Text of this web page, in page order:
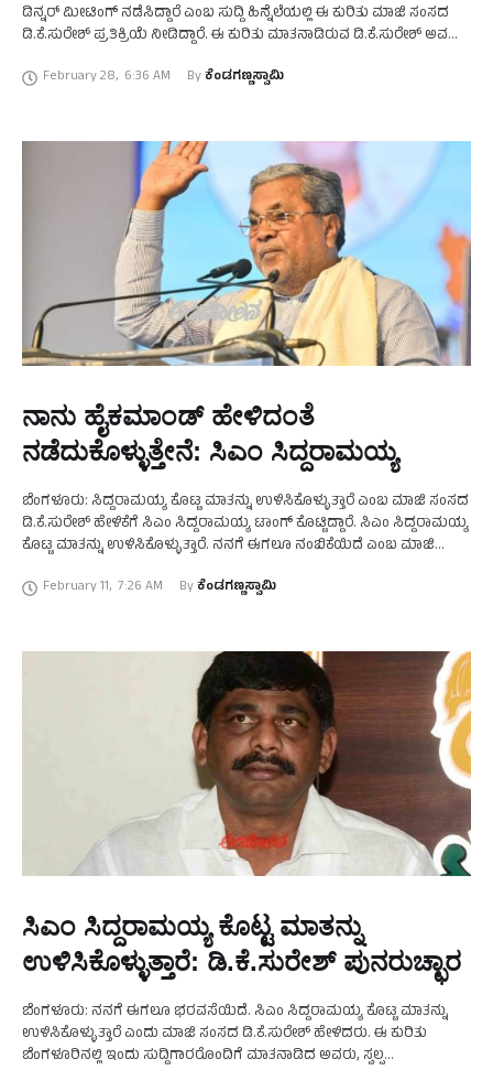
ಡಿನ್ನರ್‌ ಮೀಟಿಂಗ್‌ ನಡೆಸಿದ್ದಾರೆ ಎಂಬ ಸುದ್ದಿ ಹಿನ್ನೆಲೆಯಲ್ಲಿ ಈ ಕುರಿತು ಮಾಜಿ ಸಂಸದ
ಡಿ.ಕೆ.ಸುರೇಶ್‌ ಪ್ರತಿಕ್ರಿಯೆ ನೀಡಿದ್ದಾರೆ. ಈ ಕುರಿತು ಮಾತನಾಡಿರುವ ಡಿ.ಕೆ.ಸುರೇಶ್‌ ಅವರು,
February 28, 6:36 AM By ಕೆಂಡಗಣ್ಣಸ್ವಾಮಿ
ನಾನು ಹೈಕಮಾಂಡ್‌ ಹೇಳಿದಂತೆ
ನಡೆದುಕೊಳ್ಳುತ್ತೇನೆ: ಸಿಎಂ ಸಿದ್ದರಾಮಯ್ಯ
ಬೆಂಗಳೂರು: ಸಿದ್ದರಾಮಯ್ಯ ಕೊಟ್ಟ ಮಾತನ್ನು ಉಳಿಸಿಕೊಳ್ಳುತ್ತಾರೆ ಎಂಬ ಮಾಜಿ ಸಂಸದ
ಡಿ.ಕೆ.ಸುರೇಶ್‌ ಹೇಳಿಕೆಗೆ ಸಿಎಂ ಸಿದ್ದರಾಮಯ್ಯ ಟಾಂಗ್‌ ಕೊಟ್ಟಿದ್ದಾರೆ. ಸಿಎಂ ಸಿದ್ದರಾಮಯ್ಯ
ಕೊಟ್ಟ ಮಾತನ್ನು ಉಳಿಸಿಕೊಳ್ಳುತ್ತಾರೆ. ನನಗೆ ಈಗಲೂ ನಂಬಿಕೆಯಿದೆ ಎಂಬ ಮಾಜಿ
February 11, 7:26 AM By ಕೆಂಡಗಣ್ಣಸ್ವಾಮಿ
ಸಿಎಂ ಸಿದ್ದರಾಮಯ್ಯ ಕೊಟ್ಟ ಮಾತನ್ನು
ಉಳಿಸಿಕೊಳ್ಳುತ್ತಾರೆ: ಡಿ.ಕೆ.ಸುರೇಶ್‌ ಪುನರುಚ್ಛಾರ
ಬೆಂಗಳೂರು: ನನಗೆ ಈಗಲೂ ಭರವಸೆಯಿದೆ. ಸಿಎಂ ಸಿದ್ದರಾಮಯ್ಯ ಕೊಟ್ಟ ಮಾತನ್ನು
ಉಳಿಸಿಕೊಳ್ಳುತ್ತಾರೆ ಎಂದು ಮಾಜಿ ಸಂಸದ ಡಿ.ಕೆ.ಸುರೇಶ್‌ ಹೇಳಿದರು. ಈ ಕುರಿತು
ಬೆಂಗಳೂರಿನಲ್ಲಿ ಇಂದು ಸುದ್ದಿಗಾರರೊಂದಿಗೆ ಮಾತನಾಡಿದ ಅವರು, ಸ್ವಲ್ಪ